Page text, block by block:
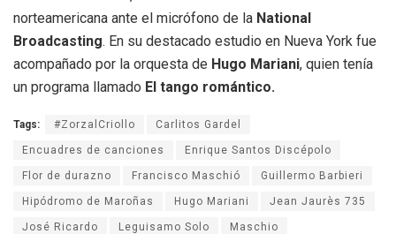
norteamericana ante el micrófono de la National
Broadcasting. En su destacado estudio en Nueva York fue
acompañado por la orquesta de Hugo Mariani, quien tenía
un programa llamado El tango romántico.
Tags: #ZorzalCriollo Carlitos Gardel
Encuadres de canciones Enrique Santos Discépolo
Flor de durazno Francisco Maschió Guillermo Barbieri
Hipódromo de Maroñas Hugo Mariani Jean Jaurès 735
José Ricardo Leguisamo Solo Maschio